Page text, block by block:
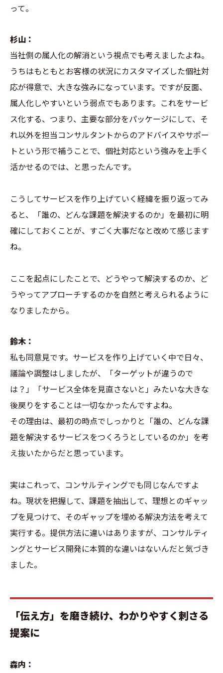
って。
杉山：
当社側の属人化の解消という視点でも考えましたよね。
うちはもともとお客様の状況にカスタマイズした個社対
応が得意で、大きな強みになっています。ですが反面、
属人化しやすいという弱点でもあります。これをサービ
ス化する、つまり、主要な部分をパッケージにして、そ
れ以外を担当コンサルタントからのアドバイスやサポー
トという形で補うことで、個社対応という強みを上手く
活かせるのでは、と思ったんです。
こうしてサービスを作り上げていく経緯を振り返ってみ
ると、「誰の、どんな課題を解決するのか」を最初に明
確にしておくことが、すごく大事だなと改めて感じます
ね。
ここを起点にしたことで、どうやって解決するのか、ど
うやってアプローチするのかを自然と考えられるように
なりましたから。
鈴木：
私も同意見です。サービスを作り上げていく中で日々、
議論や調整はしましたが、「ターゲットが違うので
は？」「サービス全体を見直さないと」みたいな大きな
後戻りをすることは一切なかったんですよね。
その理由は、最初の時点でしっかりと「誰の、どんな課
題を解決するサービスをつくろうとしているのか」を考
え抜いたからだと思っています。
実はこれって、コンサルティングでも同じなんですよ
ね。現状を把握して、課題を抽出して、理想とのギャッ
プを見つけて、そのギャップを埋める解決方法を考えて
実行する。提供方法に違いはありますが、コンサルティ
ングとサービス開発に本質的な違いはないんだと気づき
ました。
「伝え方」を磨き続け、わかりやすく刺さる
提案に
森内：